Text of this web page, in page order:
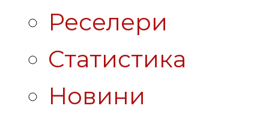
Реселери
Статистика
Новини